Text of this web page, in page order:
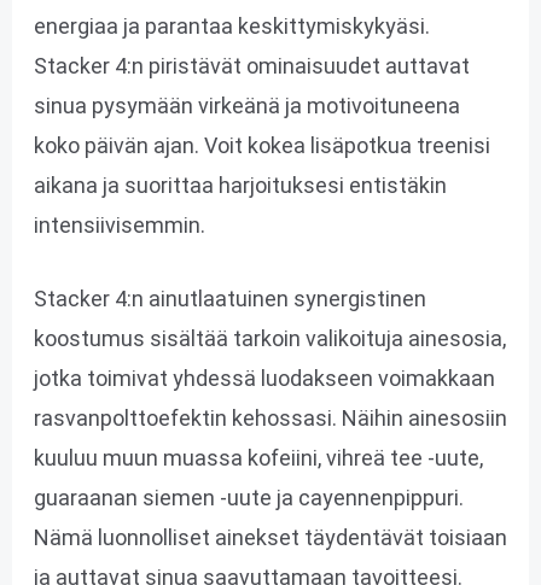
energiaa ja parantaa keskittymiskykyäsi.
Stacker 4:n piristävät ominaisuudet auttavat
sinua pysymään virkeänä ja motivoituneena
koko päivän ajan. Voit kokea lisäpotkua treenisi
aikana ja suorittaa harjoituksesi entistäkin
intensiivisemmin.
Stacker 4:n ainutlaatuinen synergistinen
koostumus sisältää tarkoin valikoituja ainesosia,
jotka toimivat yhdessä luodakseen voimakkaan
rasvanpolttoefektin kehossasi. Näihin ainesosiin
kuuluu muun muassa kofeiini, vihreä tee -uute,
guaraanan siemen -uute ja cayennenpippuri.
Nämä luonnolliset ainekset täydentävät toisiaan
ja auttavat sinua saavuttamaan tavoitteesi.